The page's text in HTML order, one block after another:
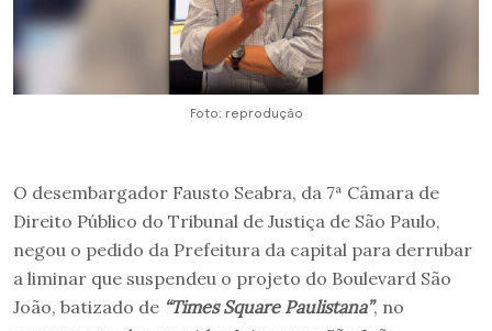
Foto: reprodução
O desembargador Fausto Seabra, da 7ª Câmara de
Direito Público do Tribunal de Justiça de São Paulo,
negou o pedido da Prefeitura da capital para derrubar
a liminar que suspendeu o projeto do Boulevard São
João, batizado de “Times Square Paulistana”, no